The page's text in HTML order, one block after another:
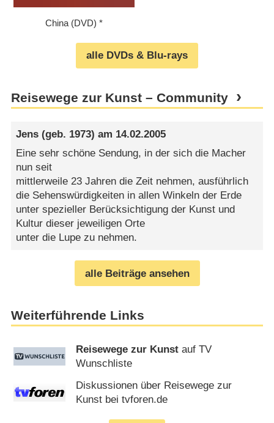
China (DVD)
alle DVDs & Blu-rays
Reisewege zur Kunst – Community
Jens (geb. 1973) am 14.02.2005
Eine sehr schöne Sendung, in der sich die Macher
nun seit
mittlerweile 23 Jahren die Zeit nehmen, ausführlich
die Sehenswürdigkeiten in allen Winkeln der Erde
unter spezieller Berücksichtigung der Kunst und
Kultur dieser jeweiligen Orte
unter die Lupe zu nehmen.
alle Beiträge ansehen
Weiterführende Links
Reisewege zur Kunst auf TV
Wunschliste
Diskussionen über Reisewege zur
Kunst bei tvforen.de